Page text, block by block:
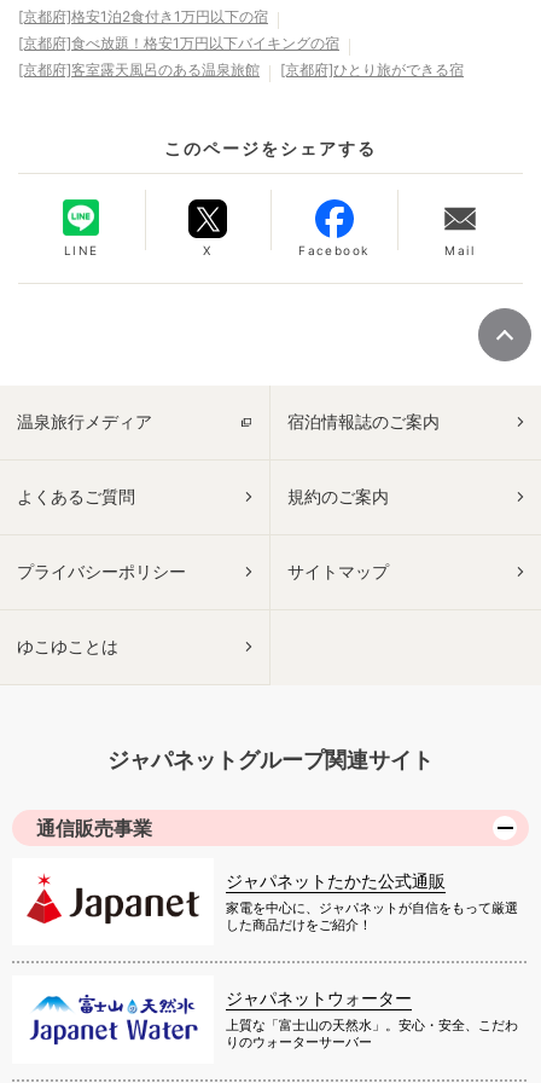
[京都府]格安1泊2食付き1万円以下の宿
[京都府]食べ放題！格安1万円以下バイキングの宿
[京都府]客室露天風呂のある温泉旅館
[京都府]ひとり旅ができる宿
このページをシェアする
LINE X Facebook Mail
温泉旅行メディア 宿泊情報誌のご案内
よくあるご質問 規約のご案内
プライバシーポリシー サイトマップ
ゆこゆことは
ジャパネットグループ関連サイト
通信販売事業
ジャパネットたかた公式通販
家電を中心に、ジャパネットが自信をもって厳選
した商品だけをご紹介！
ジャパネットウォーター
上質な「富士山の天然水」。安心・安全、こだわ
りのウォーターサーバー